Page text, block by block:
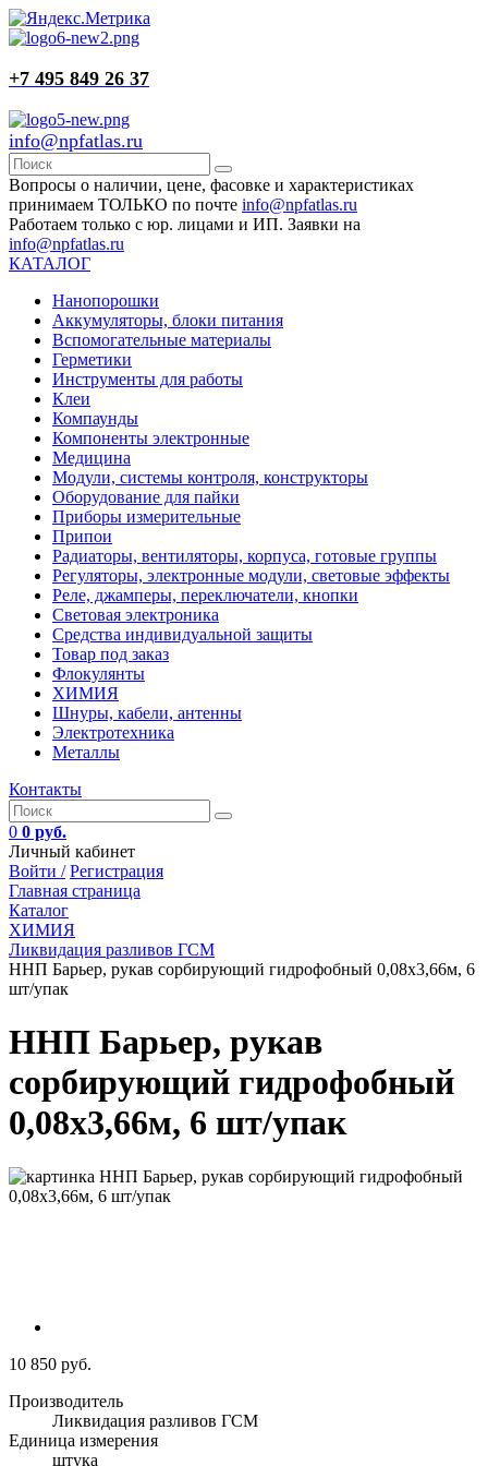
+7 495 849 26 37
info@npfatlas.ru
Вопросы о наличии, цене, фасовке и характеристиках
принимаем ТОЛЬКО по почте info@npfatlas.ru
Работаем только с юр. лицами и ИП. Заявки на
info@npfatlas.ru
КАТАЛОГ
Нанопорошки
Аккумуляторы, блоки питания
Вспомогательные материалы
Герметики
Инструменты для работы
Клеи
Компаунды
Компоненты электронные
Медицина
Модули, системы контроля, конструкторы
Оборудование для пайки
Приборы измерительные
Припои
Радиаторы, вентиляторы, корпуса, готовые группы
Регуляторы, электронные модули, световые эффекты
Реле, джамперы, переключатели, кнопки
Световая электроника
Средства индивидуальной защиты
Товар под заказ
Флокулянты
ХИМИЯ
Шнуры, кабели, антенны
Электротехника
Металлы
Контакты
0 0 руб.
Личный кабинет
Войти / Регистрация
Главная страница
Каталог
ХИМИЯ
Ликвидация разливов ГСМ
ННП Барьер, рукав сорбирующий гидрофобный 0,08х3,66м, 6
шт/упак
ННП Барьер, рукав
сорбирующий гидрофобный
0,08х3,66м, 6 шт/упак
10 850 руб.
Производитель
Ликвидация разливов ГСМ
Единица измерения
штука